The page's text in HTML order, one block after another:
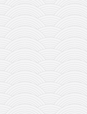
историја каратеа
бубиши
карате
кихон
наиханчи
кушанку
пасаи